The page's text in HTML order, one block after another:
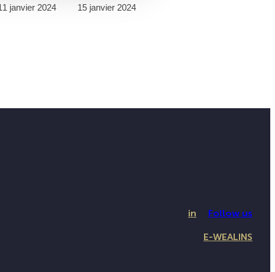
janvier 2024 15 janvier 2024
in Follow us
E-WEALINS